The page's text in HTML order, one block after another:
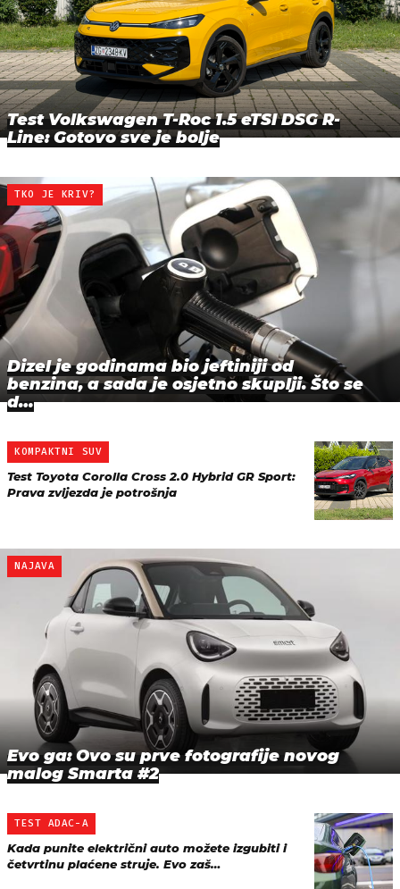
Test Volkswagen T-Roc 1.5 eTSI DSG R-
Line: Gotovo sve je bolje
TKO JE KRIV?
Dizel je godinama bio jeftiniji od
benzina, a sada je osjetno skuplji. Što se
d…
KOMPAKTNI SUV
Test Toyota Corolla Cross 2.0 Hybrid GR Sport:
Prava zvijezda je potrošnja
NAJAVA
Evo ga: Ovo su prve fotografije novog
malog Smarta #2
TEST ADAC-A
Kada punite električni auto možete izgubiti i
četvrtinu plaćene struje. Evo zaš…